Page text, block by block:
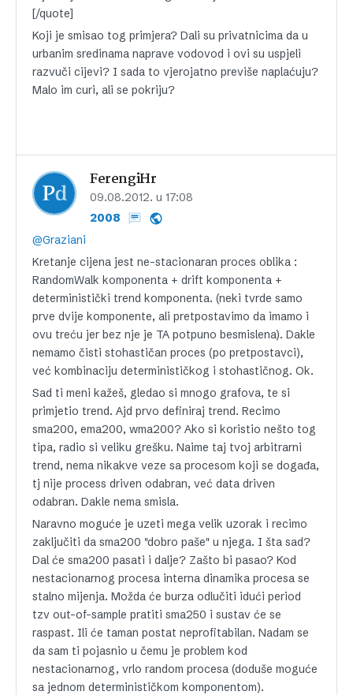
[/quote]
Koji je smisao tog primjera? Dali su privatnicima da u
urbanim sredinama naprave vodovod i ovi su uspjeli
razvuči cijevi? I sada to vjerojatno previše naplaćuju?
Malo im curi, ali se pokriju?
FerengiHr
09.08.2012. u 17:08
2008
@Graziani
Kretanje cijena jest ne-stacionaran proces oblika :
RandomWalk komponenta + drift komponenta +
deterministički trend komponenta. (neki tvrde samo
prve dvije komponente, ali pretpostavimo da imamo i
ovu treću jer bez nje je TA potpuno besmislena). Dakle
nemamo čisti stohastičan proces (po pretpostavci),
već kombinaciju determinističkog i stohastičnog. Ok.
Sad ti meni kažeš, gledao si mnogo grafova, te si
primjetio trend. Ajd prvo definiraj trend. Recimo
sma200, ema200, wma200? Ako si koristio nešto tog
tipa, radio si veliku grešku. Naime taj tvoj arbitrarni
trend, nema nikakve veze sa procesom koji se događa,
tj nije process driven odabran, već data driven
odabran. Dakle nema smisla.
Naravno moguće je uzeti mega velik uzorak i recimo
zaključiti da sma200 "dobro paše" u njega. I šta sad?
Dal će sma200 pasati i dalje? Zašto bi pasao? Kod
nestacionarnog procesa interna dinamika procesa se
stalno mijenja. Možda će burza odlučiti idući period
tzv out-of-sample pratiti sma250 i sustav će se
raspast. Ili će taman postat neprofitabilan. Nadam se
da sam ti pojasnio u čemu je problem kod
nestacionarnog, vrlo random procesa (doduše moguće
sa jednom determinističkom komponentom).